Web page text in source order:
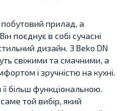
прилад, а
поєднує в собі сучасні
дизайн. З Beko DN
свіжими та смачними, а
і зручністю на кухні.
більш функціональною.
той вибір, який